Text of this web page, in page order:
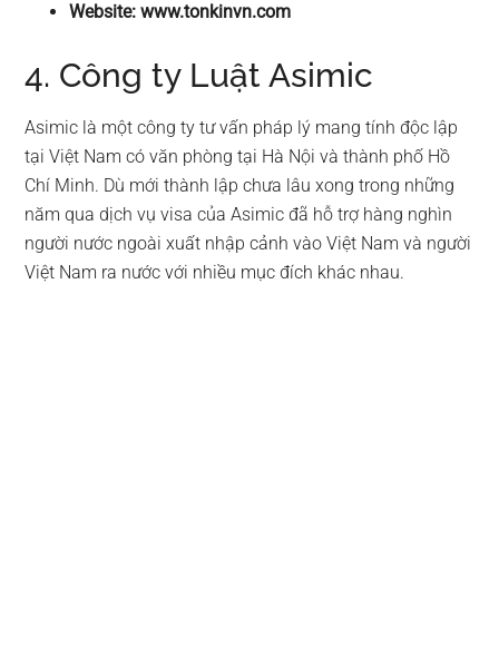
Website: www.tonkinvn.com
4. Công ty Luật Asimic
Asimic là một công ty tư vấn pháp lý mang tính độc lập
tại Việt Nam có văn phòng tại Hà Nội và thành phố Hồ
Chí Minh. Dù mới thành lập chưa lâu xong trong những
năm qua dịch vụ visa của Asimic đã hỗ trợ hàng nghìn
người nước ngoài xuất nhập cảnh vào Việt Nam và người
Việt Nam ra nước với nhiều mục đích khác nhau.